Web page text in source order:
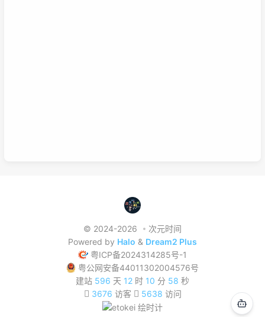
© 2024-2026
次元时间
Powered by Halo & Dream2 Plus
粤ICP备2024314285号-1
粤公网安备44011302004576号
建站 596 天 12 时 10 分 59 秒
3676 访客 5638 访问